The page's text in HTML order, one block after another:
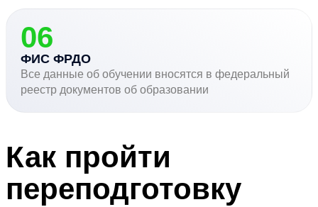
06
ФИС ФРДО
Все данные об обучении вносятся в федеральный
реестр документов об образовании
Как пройти
переподготовку